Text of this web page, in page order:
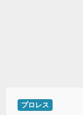
プロレス